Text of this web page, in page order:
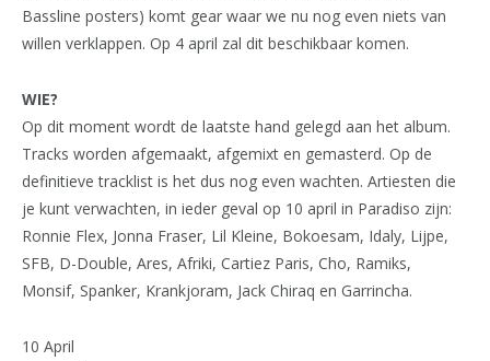
Bassline posters) komt gear waar we nu nog even niets van
willen verklappen. Op 4 april zal dit beschikbaar komen.
WIE?
Op dit moment wordt de laatste hand gelegd aan het album.
Tracks worden afgemaakt, afgemixt en gemasterd. Op de
definitieve tracklist is het dus nog even wachten. Artiesten die
je kunt verwachten, in ieder geval op 10 april in Paradiso zijn:
Ronnie Flex, Jonna Fraser, Lil Kleine, Bokoesam, Idaly, Lijpe,
SFB, D-Double, Ares, Afriki, Cartiez Paris, Cho, Ramiks,
Monsif, Spanker, Krankjoram, Jack Chiraq en Garrincha.
10 April